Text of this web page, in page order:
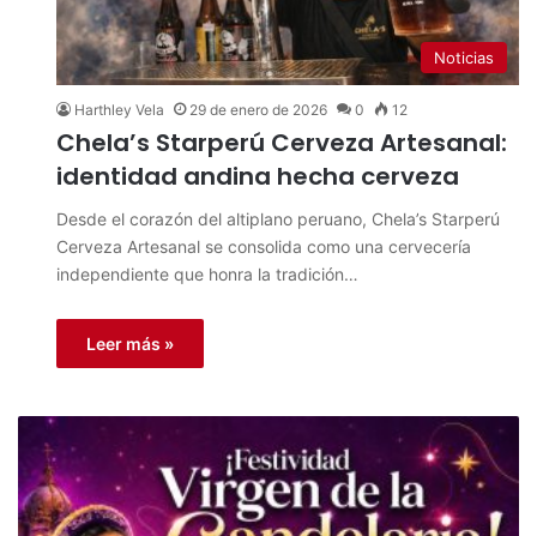
Noticias
Harthley Vela 29 de enero de 2026 0 12
Chela’s Starperú Cerveza Artesanal:
identidad andina hecha cerveza
Desde el corazón del altiplano peruano, Chela’s Starperú
Cerveza Artesanal se consolida como una cervecería
independiente que honra la tradición…
Leer más »